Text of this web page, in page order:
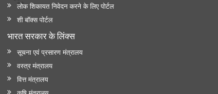
लोक शिकायत निवेदन करने के लिए पोर्टल
शी बॉक्स पोर्टल
भारत सरकार के लिंक्‍स
सूचना एवं प्रसारण मंत्रालय
वस्त्र मंत्रालय
वित्त मंत्रालय